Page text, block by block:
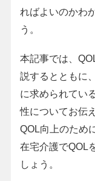
ればよいのかわ
う。
本記事では、
説するとともに
に求められてい
性についてお伝
QOL向上のため
在宅介護でQOL
しょう。